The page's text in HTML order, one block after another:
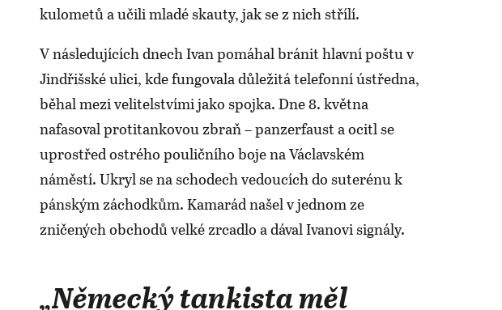
kulometů a učili mladé skauty, jak se z nich střílí.
V následujících dnech Ivan pomáhal bránit hlavní poštu v
Jindřišské ulici, kde fungovala důležitá telefonní ústředna,
běhal mezi velitelstvími jako spojka. Dne 8. května
nafasoval protitankovou zbraň – panzerfaust a ocitl se
uprostřed ostrého pouličního boje na Václavském
náměstí. Ukryl se na schodech vedoucích do suterénu k
pánským záchodkům. Kamarád našel v jednom ze
zničených obchodů velké zrcadlo a dával Ivanovi signály.
„Německý tankista měl